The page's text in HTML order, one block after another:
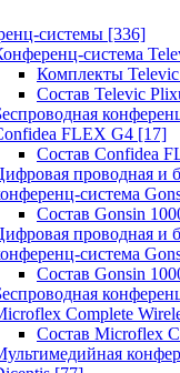
системы [336]
система
Комплекты
Состав Televic
FLEX G4 [17]
Состав Confidea
проводная и
система
Состав Gonsin
проводная и
система
Состав Gonsin
Complete
Состав Microflex